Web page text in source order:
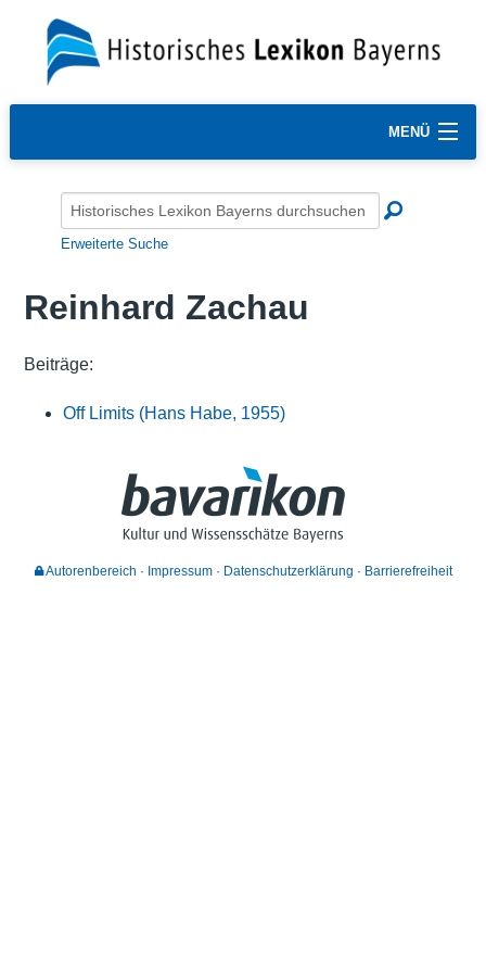
MENÜ
Erweiterte Suche
Reinhard Zachau
Beiträge:
Off Limits (Hans Habe, 1955)
Autorenbereich Impressum Datenschutzerklärung Barrierefreiheit